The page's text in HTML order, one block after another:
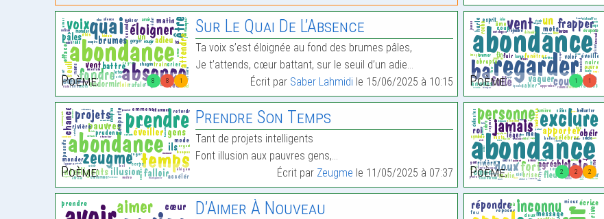
8 8 1
Poème:
Sur Le Quai De L’Absence
Ta voix s’est éloignée au fond des brumes pâles,
Je t’attends, cœur battant, sur le seuil d’un adie…
Écrit par Saber Lahmidi le 15/06/2025 à 10:15 1 1
Poème:
Poème:
Prendre Son Temps
Tant de projets intelligents
Font illusion aux pauvres gens,…
Écrit par Zeugme le 11/05/2025 à 07:37 2 2 2
Poème:
D’Aimer À Nouveau